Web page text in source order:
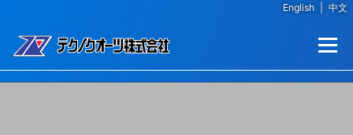
English
中文
メニュー